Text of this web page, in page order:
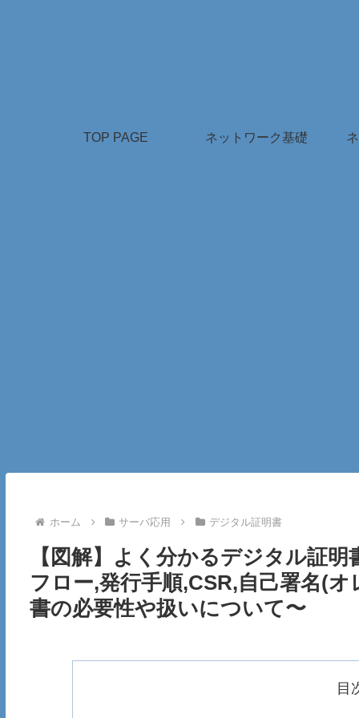
TOP PAGE ネットワーク基礎
ホーム サーバ応用 デジタル証明書
【図解】よく分かるデジタル証
フロー,発行手順,CSR,自己署名(
書の必要性や扱いについて〜
目